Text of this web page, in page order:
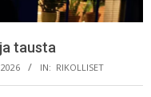
tausta
IN: RIKOLLISET